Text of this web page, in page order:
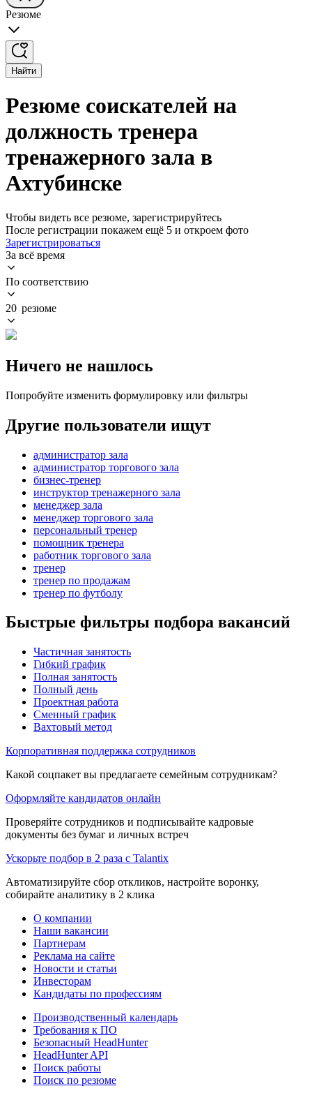
Резюме
Найти
Резюме соискателей на
должность тренера
тренажерного зала в
Ахтубинске
Чтобы видеть все резюме, зарегистрируйтесь
После регистрации покажем ещё 5 и откроем фото
Зарегистрироваться
За всё время
По соответствию
20 резюме
Ничего не нашлось
Попробуйте изменить формулировку или фильтры
Другие пользователи ищут
администратор зала
администратор торгового зала
бизнес-тренер
инструктор тренажерного зала
менеджер зала
менеджер торгового зала
персональный тренер
помощник тренера
работник торгового зала
тренер
тренер по продажам
тренер по футболу
Быстрые фильтры подбора вакансий
Частичная занятость
Гибкий график
Полная занятость
Полный день
Проектная работа
Сменный график
Вахтовый метод
Корпоративная поддержка сотрудников
Какой соцпакет вы предлагаете семейным сотрудникам?
Оформляйте кандидатов онлайн
Проверяйте сотрудников и подписывайте кадровые
документы без бумаг и личных встреч
Ускорьте подбор в 2 раза с Talantix
Автоматизируйте сбор откликов, настройте воронку,
собирайте аналитику в 2 клика
О компании
Наши вакансии
Партнерам
Реклама на сайте
Новости и статьи
Инвесторам
Кандидаты по профессиям
Производственный календарь
Требования к ПО
Безопасный HeadHunter
HeadHunter API
Поиск работы
Поиск по резюме